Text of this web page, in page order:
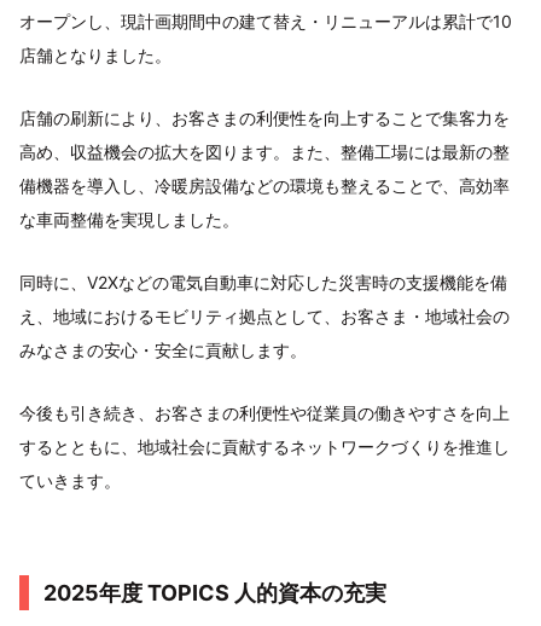
オープンし、現計画期間中の建て替え・リニューアルは累計で10
店舗となりました。
店舗の刷新により、お客さまの利便性を向上することで集客力を
高め、収益機会の拡大を図ります。また、整備工場には最新の整
備機器を導入し、冷暖房設備などの環境も整えることで、高効率
な車両整備を実現しました。
同時に、V2Xなどの電気自動車に対応した災害時の支援機能を備
え、地域におけるモビリティ拠点として、お客さま・地域社会の
みなさまの安心・安全に貢献します。
今後も引き続き、お客さまの利便性や従業員の働きやすさを向上
するとともに、地域社会に貢献するネットワークづくりを推進し
ていきます。
2025年度 TOPICS 人的資本の充実